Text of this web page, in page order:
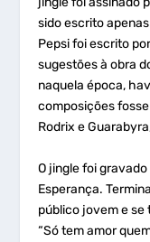
sido escrito
Pepsi foi escrito
sugestões à obra
naquela época,
composições
Rodrix e
O jingle foi
Esperança.
público jovem e se
“Só tem amor